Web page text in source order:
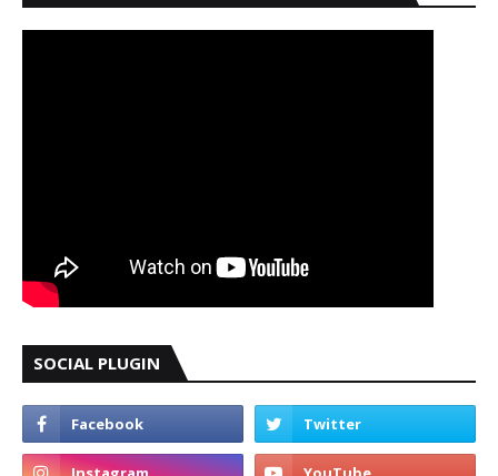
SOCIAL PLUGIN